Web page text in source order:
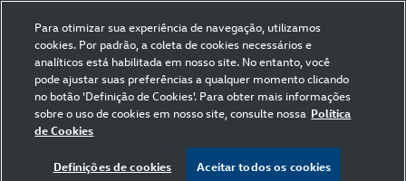
FILTRAR
Para otimizar sua experiência de navegação, utilizamos
cookies. Por padrão, a coleta de cookies necessários e
analíticos está habilitada em nosso site. No entanto, você
pode ajustar suas preferências a qualquer momento clicando
no botão 'Definição de Cookies'. Para obter mais informações
sobre o uso de cookies em nosso site, consulte nossa Política
de Cookies
Definições de cookies Aceitar todos os cookies